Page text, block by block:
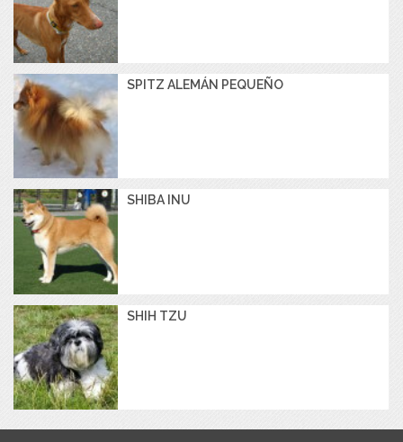
SPITZ ALEMÁN PEQUEÑO
SHIBA INU
SHIH TZU